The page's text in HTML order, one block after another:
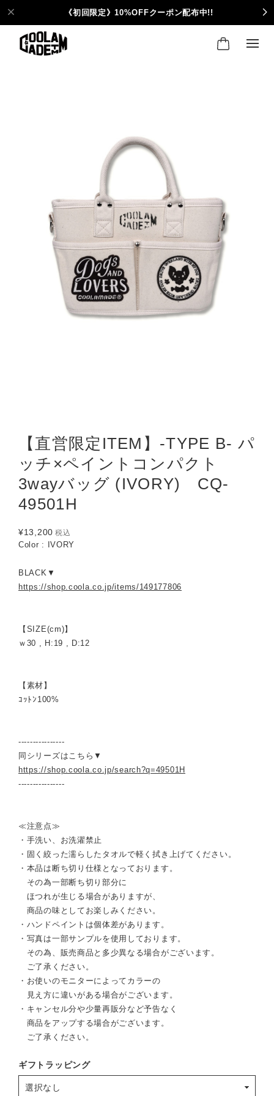
《初回限定》10%OFFクーポン配布中!!
【直営限定ITEM】-TYPE B- パ
ッチ×ペイントコンパクト
3wayバッグ (IVORY) CQ-
49501H
¥13,200 税込
Color : IVORY
BLACK▼
https://shop.coola.co.jp/items/149177806
【SIZE(cm)】
ｗ30 , H:19 , D:12
【素材】
ｺｯﾄﾝ100%
----------------
同シリーズはこちら▼
https://shop.coola.co.jp/search?q=49501H
----------------
≪注意点≫
・手洗い、お洗濯禁止
・固く絞った濡らしたタオルで軽く拭き上げてください。
・本品は断ち切り仕様となっております。
その為一部断ち切り部分に
ほつれが生じる場合がありますが、
商品の味としてお楽しみください。
・ハンドペイントは個体差があります。
・写真は一部サンプルを使用しております。
その為、販売商品と多少異なる場合がございます。
ご了承ください。
・お使いのモニターによってカラーの
見え方に違いがある場合がございます。
・キャンセル分や少量再販分など予告なく
商品をアップする場合がございます。
ご了承ください。
ギフトラッピング